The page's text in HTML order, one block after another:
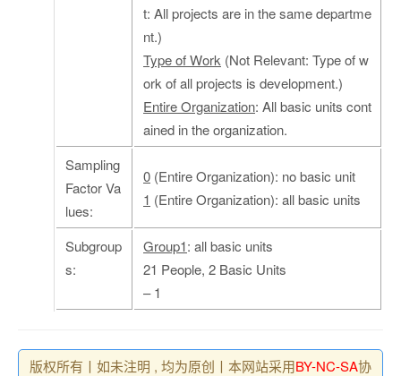
t: All projects are in the same departme
nt.)
Type of Work (Not Relevant: Type of w
ork of all projects is development.)
Entire Organization: All basic units cont
ained in the organization.
Sampling
Factor Va
lues:
0 (Entire Organization): no basic unit
1 (Entire Organization): all basic units
Subgroup
s:
Group1: all basic units
21 People, 2 Basic Units
– 1
版权所有丨如未注明 , 均为原创丨本网站采用BY-NC-SA协